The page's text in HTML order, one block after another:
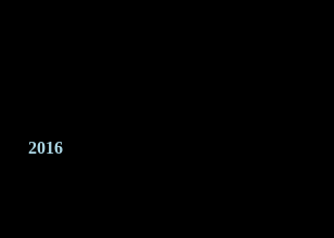
2016